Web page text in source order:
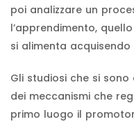
poi analizzare un
l’apprendimento,
si alimenta acquisendo
Gli studiosi che si
dei meccanismi che
primo luogo il